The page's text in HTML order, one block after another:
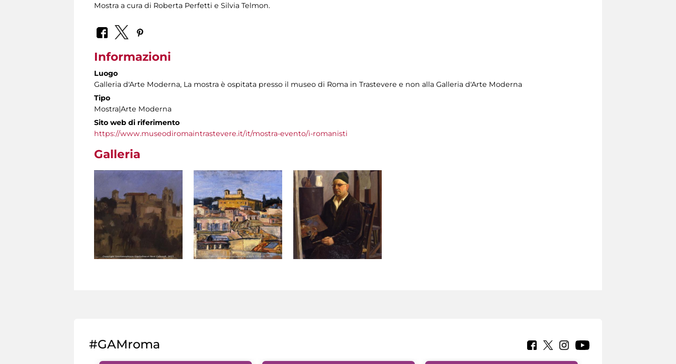
Mostra a cura di Roberta Perfetti e Silvia Telmon.
Informazioni
Luogo
Galleria d'Arte Moderna, La mostra è ospitata presso il museo di Roma in Trastevere e non alla Galleria d'Arte Moderna
Tipo
Mostra|Arte Moderna
Sito web di riferimento
https://www.museodiromaintrastevere.it/it/mostra-evento/i-romanisti
Galleria
#GAMroma